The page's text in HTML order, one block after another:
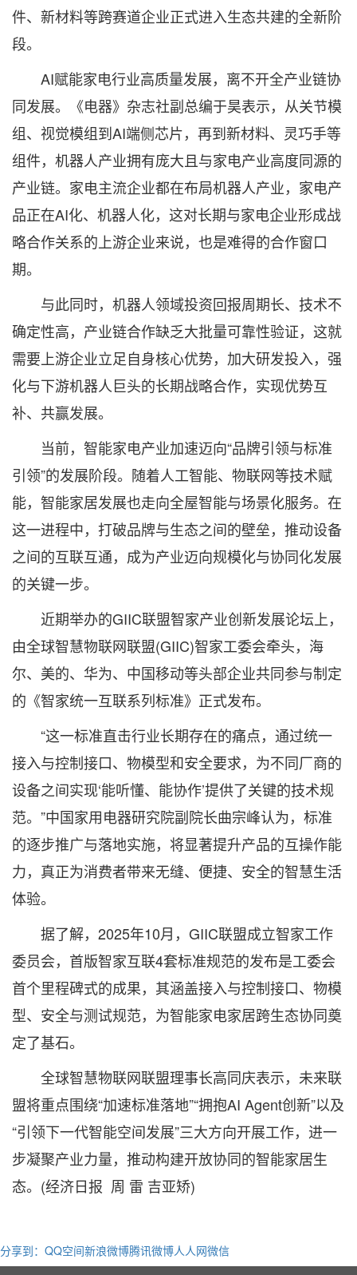
件、新材料等跨赛道企业正式进入生态共建的全新阶
段。
AI赋能家电行业高质量发展，离不开全产业链协
同发展。《电器》杂志社副总编于昊表示，从关节模
组、视觉模组到AI端侧芯片，再到新材料、灵巧手等
组件，机器人产业拥有庞大且与家电产业高度同源的
产业链。家电主流企业都在布局机器人产业，家电产
品正在AI化、机器人化，这对长期与家电企业形成战
略合作关系的上游企业来说，也是难得的合作窗口
期。
与此同时，机器人领域投资回报周期长、技术不
确定性高，产业链合作缺乏大批量可靠性验证，这就
需要上游企业立足自身核心优势，加大研发投入，强
化与下游机器人巨头的长期战略合作，实现优势互
补、共赢发展。
当前，智能家电产业加速迈向“品牌引领与标准
引领”的发展阶段。随着人工智能、物联网等技术赋
能，智能家居发展也走向全屋智能与场景化服务。在
这一进程中，打破品牌与生态之间的壁垒，推动设备
之间的互联互通，成为产业迈向规模化与协同化发展
的关键一步。
近期举办的GIIC联盟智家产业创新发展论坛上，
由全球智慧物联网联盟(GIIC)智家工委会牵头，海
尔、美的、华为、中国移动等头部企业共同参与制定
的《智家统一互联系列标准》正式发布。
“这一标准直击行业长期存在的痛点，通过统一
接入与控制接口、物模型和安全要求，为不同厂商的
设备之间实现‘能听懂、能协作’提供了关键的技术规
范。”中国家用电器研究院副院长曲宗峰认为，标准
的逐步推广与落地实施，将显著提升产品的互操作能
力，真正为消费者带来无缝、便捷、安全的智慧生活
体验。
据了解，2025年10月，GIIC联盟成立智家工作
委员会，首版智家互联4套标准规范的发布是工委会
首个里程碑式的成果，其涵盖接入与控制接口、物模
型、安全与测试规范，为智能家电家居跨生态协同奠
定了基石。
全球智慧物联网联盟理事长高同庆表示，未来联
盟将重点围绕“加速标准落地”“拥抱AI Agent创新”以及
“引领下一代智能空间发展”三大方向开展工作，进一
步凝聚产业力量，推动构建开放协同的智能家居生
态。(经济日报 周 雷 吉亚矫)
分享到： QQ空间新浪微博腾讯微博人人网微信